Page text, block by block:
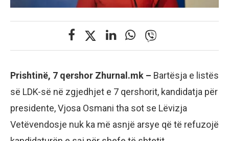
Prishtinë, 7 qershor Zhurnal.mk – Bartësja e listës
së LDK-së në zgjedhjet e 7 qershorit, kandidatja për
presidente, Vjosa Osmani tha sot se Lëvizja
Vetëvendosje nuk ka më asnjë arsye që të refuzojë